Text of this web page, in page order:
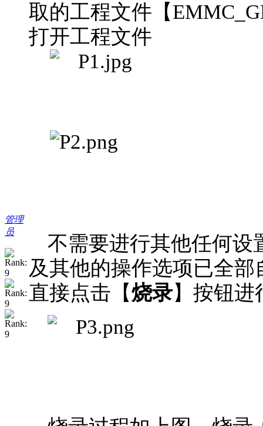
管理
员
取的工程文件【
打开工程文件
不需要进行其他任何设
及其他的操作选项已全部
直接点击【烧录】按钮进